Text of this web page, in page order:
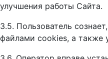
улучшения работы Сайта.
3.5. Пользователь
файлами cookies, а также